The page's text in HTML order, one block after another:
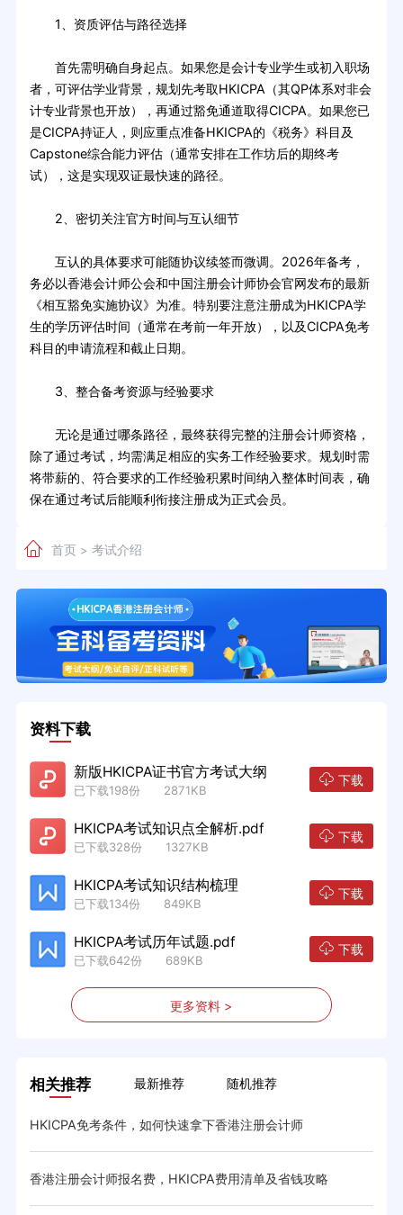
1、资质评估与路径选择
首先需明确自身起点。如果您是会计专业学生或初入职场
者，可评估学业背景，规划先考取HKICPA（其QP体系对非会
计专业背景也开放），再通过豁免通道取得CICPA。如果您已
是CICPA持证人，则应重点准备HKICPA的《税务》科目及
Capstone综合能力评估（通常安排在工作坊后的期终考
试），这是实现双证最快速的路径。
2、密切关注官方时间与互认细节
互认的具体要求可能随协议续签而微调。2026年备考，
务必以香港会计师公会和中国注册会计师协会官网发布的最新
《相互豁免实施协议》为准。特别要注意注册成为HKICPA学
生的学历评估时间（通常在考前一年开放），以及CICPA免考
科目的申请流程和截止日期。
3、整合备考资源与经验要求
无论是通过哪条路径，最终获得完整的注册会计师资格，
除了通过考试，均需满足相应的实务工作经验要求。规划时需
将带薪的、符合要求的工作经验积累时间纳入整体时间表，确
保在通过考试后能顺利衔接注册成为正式会员。
首页> 考试介绍
资料下载
新版HKICPA证书官方考试大纲
已下载198份 2871KB
下载
HKICPA考试知识点全解析.pdf
已下载328份 1327KB
下载
HKICPA考试知识结构梳理
已下载134份 849KB
下载
HKICPA考试历年试题.pdf
已下载642份 689KB
下载
更多资料 >
相关推荐 最新推荐 随机推荐
HKICPA免考条件，如何快速拿下香港注册会计师
香港注册会计师报名费，HKICPA费用清单及省钱攻略